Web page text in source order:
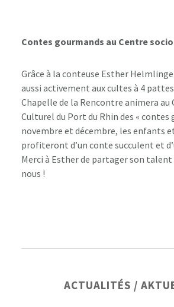
Contes gourmands au Centre
Grâce à la conteuse Esther
aussi activement aux cultes à 4
Chapelle de la Rencontre animera au
Culturel du Port du Rhin des « contes
novembre et décembre, les enfants
profiteront d’un conte succulent et
Merci à Esther de partager son talent
nous !
ACTUALITÉS /